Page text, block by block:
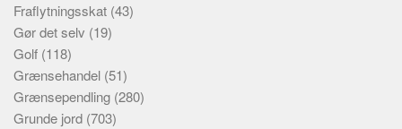
Fraflytningsskat (43)
Gør det selv (19)
Golf (118)
Grænsehandel (51)
Grænsependling (280)
Grunde jord (703)